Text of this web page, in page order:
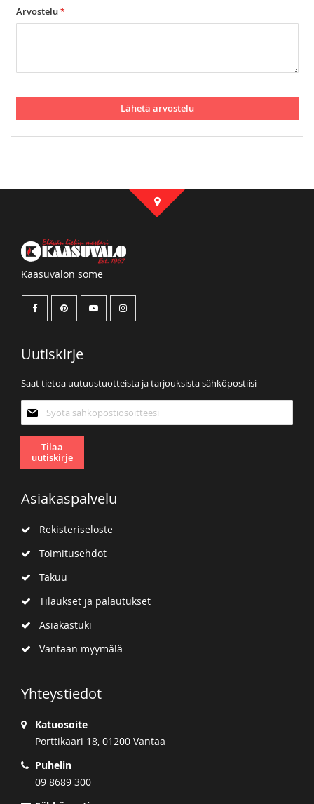
Arvostelu
Lähetä arvostelu
Kaasuvalon some
Uutiskirje
Saat tietoa uutuustuotteista ja tarjouksista sähköpostiisi
uutiskirjeemme:
Tilaa
uutiskirje
Asiakaspalvelu
Rekisteriseloste
Toimitusehdot
Takuu
Tilaukset ja palautukset
Asiakastuki
Vantaan myymälä
Yhteystiedot
Katuosoite
Porttikaari 18, 01200 Vantaa
Puhelin
09 8689 300